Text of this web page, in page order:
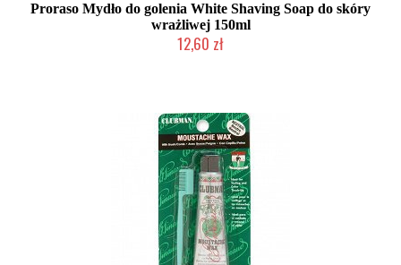
Proraso Mydło do golenia White Shaving Soap do skóry
wrażliwej 150ml
12,60 zł